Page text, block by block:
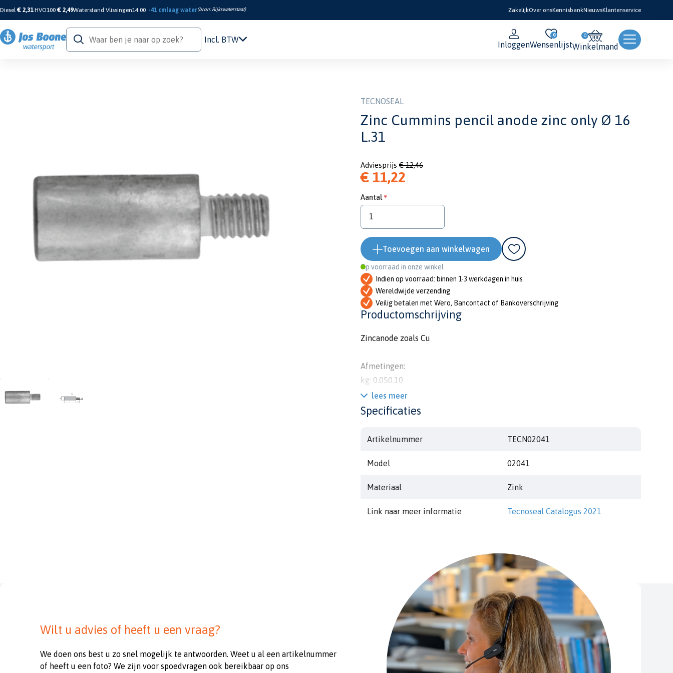
Diesel€ 2,31 HVO100 € 2,49Waterstand Vlissingen14:00 -41 cmlaag water(bron:Rijkswaterstaat) ZakelijkOver onsKennisbankNieuwsKlantenservice
Outlet
Incl. BTW
Inloggen
0
WensenlijstWinkelmand
TECNOSEAL
Zinc Cummins pencil anode zinc only Ø 16
L.31
Adviesprijs € 12,46
€ 11,22
Aantal
Toevoegen aan winkelwagen
Op voorraad in onze winkel
Indien op voorraad: binnen 1-3 werkdagen in huis
Wereldwijde verzending
Veilig betalen met Wero, Bancontact of Bankoverschrijving
Productomschrijving
Zincanode zoals Cu
Afmetingen:
kg: 0.050.10
diam: mm
l:
Extra info: Zinc only
lees meer
Specificaties
Artikelnummer TECN02041
Model 02041
Materiaal Zink
Link naar meer informatie Tecnoseal Catalogus 2021
Wilt u advies of heeft u een vraag?
We doen ons best u zo snel mogelijk te antwoorden. Weet u al een artikelnummer
of heeft u een foto? We zijn voor spoedvragen ook bereikbaar op ons